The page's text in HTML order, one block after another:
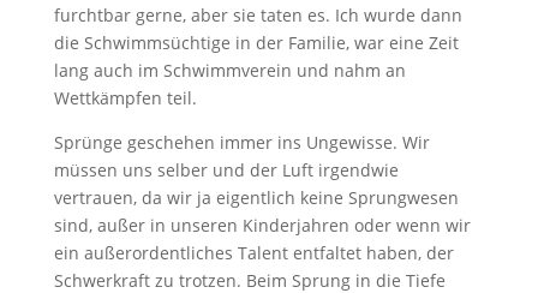
furchtbar gerne, aber sie taten es. Ich wurde dann
die Schwimmsüchtige in der Familie, war eine Zeit
lang auch im Schwimmverein und nahm an
Wettkämpfen teil.
Sprünge geschehen immer ins Ungewisse. Wir
müssen uns selber und der Luft irgendwie
vertrauen, da wir ja eigentlich keine Sprungwesen
sind, außer in unseren Kinderjahren oder wenn wir
ein außerordentliches Talent entfaltet haben, der
Schwerkraft zu trotzen. Beim Sprung in die Tiefe